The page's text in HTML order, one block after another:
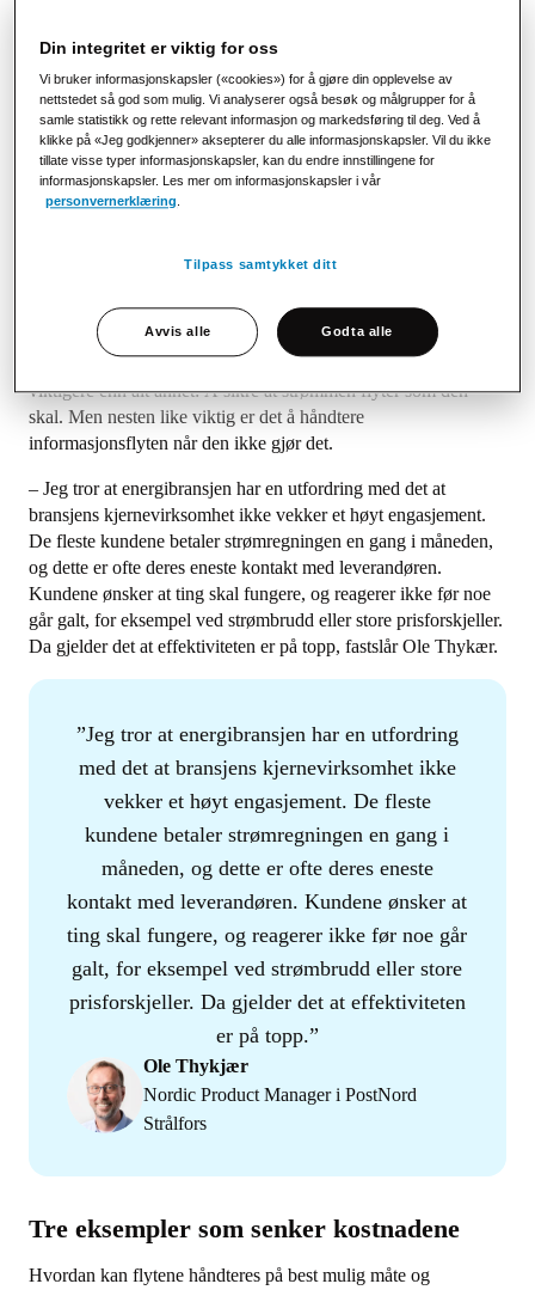
organisasjon – for å bestemme graden av effektivitet – er
– Jo mer papirbasert og manuelt arbeid, desto mer ineffektiv er
organisasjonen. Jo mer digitalisert og tilgjengelig
informasjonen er, desto mer effektiv er den. Med tydeligere
kommunikasjon unngår du en overbelastet kundetjeneste. Dette
kan gjøres gjennom flere kontaktpunkter, blant annet fakturaer
krav til effektivitet
Aktørene i energibransjen har en hovedoppgave som er
viktigere enn alt annet: Å sikre at strømmen flyter som den
skal. Men nesten like viktig er det å håndtere
informasjonsflyten når den ikke gjør det.
– Jeg tror at energibransjen har en utfordring med det at
bransjens kjernevirksomhet ikke vekker et høyt engasjement.
De fleste kundene betaler strømregningen en gang i måneden,
og dette er ofte deres eneste kontakt med leverandøren.
Kundene ønsker at ting skal fungere, og reagerer ikke før noe
går galt, for eksempel ved strømbrudd eller store prisforskjeller.
Da gjelder det at effektiviteten er på topp, fastslår Ole Thykær.
Jeg tror at energibransjen har en utfordring
med det at bransjens kjernevirksomhet ikke
vekker et høyt engasjement. De fleste
kundene betaler strømregningen en gang i
måneden, og dette er ofte deres eneste
kontakt med leverandøren. Kundene ønsker at
ting skal fungere, og reagerer ikke før noe går
galt, for eksempel ved strømbrudd eller store
prisforskjeller. Da gjelder det at effektiviteten
er på topp.
Ole Thykjær
Nordic Product Manager i PostNord
Strålfors
Tre eksempler som senker kostnadene
Hvordan kan flytene håndteres på best mulig måte og
Din integritet er viktig for oss
Vi bruker informasjonskapsler («cookies») for å gjøre din opplevelse av
nettstedet så god som mulig. Vi analyserer også besøk og målgrupper for å
samle statistikk og rette relevant informasjon og markedsføring til deg. Ved å
klikke på «Jeg godkjenner» aksepterer du alle informasjonskapsler. Vil du ikke
tillate visse typer informasjonskapsler, kan du endre innstillingene for
informasjonskapsler. Les mer om informasjonskapsler i vår
personvernerklæring
Tilpass samtykket ditt
Avvis alle Godta alle